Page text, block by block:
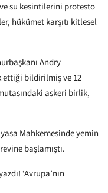
su kesintilerini protesto
hükümet karşıtı kitlesel
Andry
ettiği bildirilmiş ve 12
askeri birlik,
Mahkemesinde yemin
başlamıştı.
‘Avrupa’nın